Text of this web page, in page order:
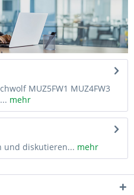
MUZ5FW1 MUZ4FW3
mehr
und diskutieren... mehr